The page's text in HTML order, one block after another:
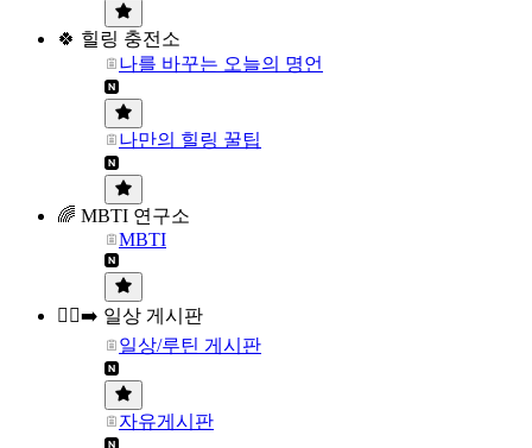
🍀 힐링 충전소
나를 바꾸는 오늘의 명언
나만의 힐링 꿀팁
🌈 MBTI 연구소
MBTI
🏃‍♀️‍➡️ 일상 게시판
일상/루틴 게시판
자유게시판